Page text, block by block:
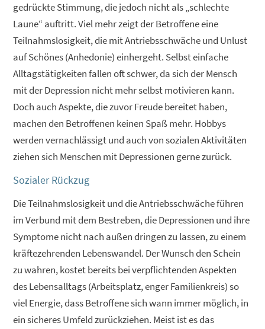
gedrückte Stimmung, die jedoch nicht als „schlechte
Laune“ auftritt. Viel mehr zeigt der Betroffene eine
Teilnahmslosigkeit, die mit Antriebsschwäche und Unlust
auf Schönes (Anhedonie) einhergeht. Selbst einfache
Alltagstätigkeiten fallen oft schwer, da sich der Mensch
mit der Depression nicht mehr selbst motivieren kann.
Doch auch Aspekte, die zuvor Freude bereitet haben,
machen den Betroffenen keinen Spaß mehr. Hobbys
werden vernachlässigt und auch von sozialen Aktivitäten
ziehen sich Menschen mit Depressionen gerne zurück.
Sozialer Rückzug
Die Teilnahmslosigkeit und die Antriebsschwäche führen
im Verbund mit dem Bestreben, die Depressionen und ihre
Symptome nicht nach außen dringen zu lassen, zu einem
kräftezehrenden Lebenswandel. Der Wunsch den Schein
zu wahren, kostet bereits bei verpflichtenden Aspekten
des Lebensalltags (Arbeitsplatz, enger Familienkreis) so
viel Energie, dass Betroffene sich wann immer möglich, in
ein sicheres Umfeld zurückziehen. Meist ist es das